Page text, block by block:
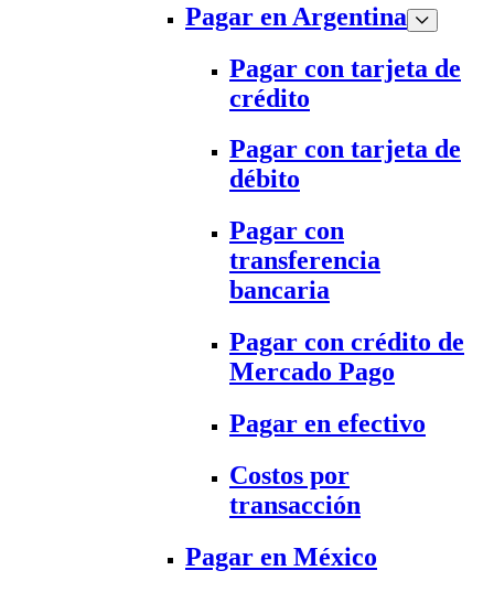
Pagar en Argentina
Pagar con tarjeta de
crédito
Pagar con tarjeta de
débito
Pagar con
transferencia
bancaria
Pagar con crédito de
Mercado Pago
Pagar en efectivo
Costos por
transacción
Pagar en México